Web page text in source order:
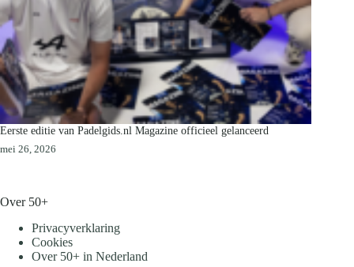
Eerste editie van Padelgids.nl Magazine officieel gelanceerd
mei 26, 2026
Over 50+
Privacyverklaring
Cookies
Over 50+ in Nederland